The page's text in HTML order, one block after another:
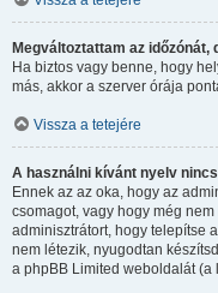
Megváltoztattam az időzónát,
Ha biztos vagy benne, hogy
más, akkor a szerver órája
Vissza a tetejére
A használni kívánt nyelv
Ennek az az oka, hogy az
csomagot, vagy hogy még
adminisztrátort, hogy telepítse
nem létezik, nyugodtan
a phpBB Limited weboldalát